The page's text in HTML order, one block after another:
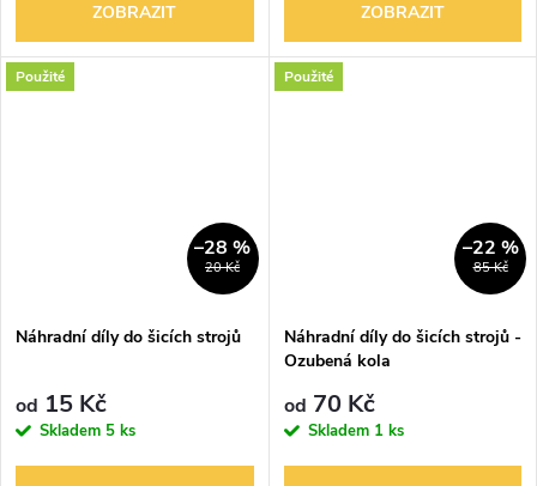
ZOBRAZIT ZOBRAZIT
Použité
20 Kč
–28 %
Náhradní díly do šicích strojů
od 15 Kč
Skladem 5 ks
Použité
85 Kč
–22 %
Náhradní díly do šicích strojů -
Ozubená kola
od 70 Kč
Skladem 1 ks